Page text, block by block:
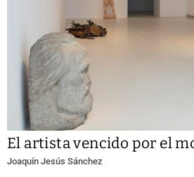
El artista vencido por el
Joaquín Jesús Sánchez